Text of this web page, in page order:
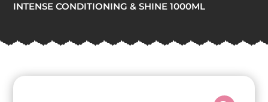
INTENSE CONDITIONING & SHINE 1000ML